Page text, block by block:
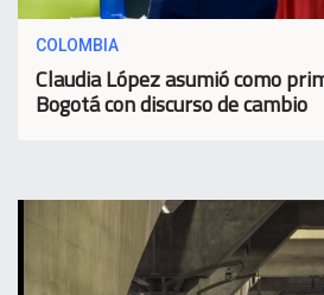
COLOMBIA
Claudia López asumió como
Bogotá con discurso de cambio